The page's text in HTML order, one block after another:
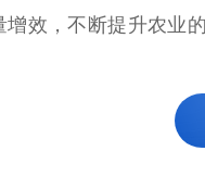
增效，不断提升农业